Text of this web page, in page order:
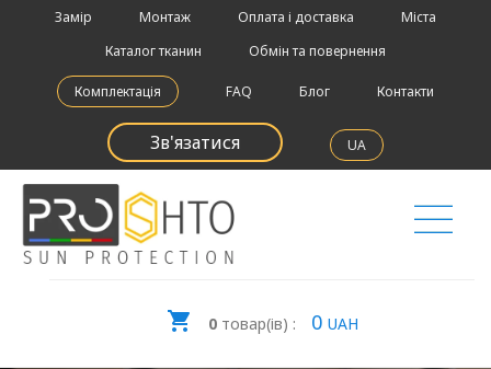
Замір Монтаж Оплата і доставка
Міста
Каталог тканин
Обмін та повернення
Комплектація FAQ Блог Контакти
Зв'язатися UA
0товар(ів) : 0 UAH